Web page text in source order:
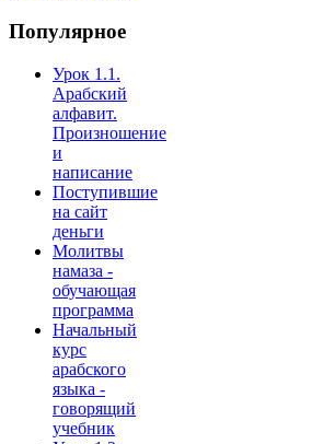
Популярное
Урок 1.1.
Арабский
алфавит.
Произношение
и
написание
Поступившие
на сайт
деньги
Молитвы
намаза -
обучающая
программа
Начальный
курс
арабского
языка -
говорящий
учебник